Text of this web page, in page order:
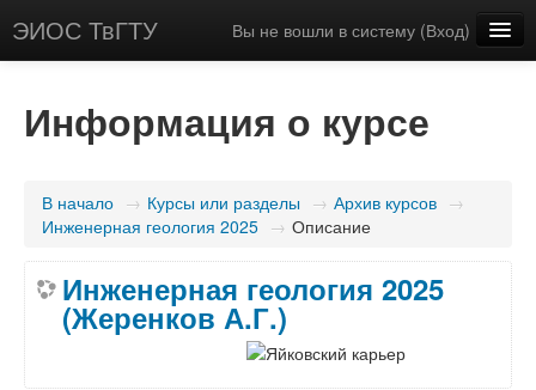
ЭИОС ТвГТУ Вы не вошли в систему (Вход)
Информация о курсе
В начало → Курсы или разделы → Архив курсов →
Инженерная геология 2025 → Описание
Инженерная геология 2025
(Жеренков А.Г.)